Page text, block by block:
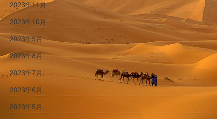
2023年11月
2023年10月
2023年9月
2023年8月
2023年7月
2023年6月
2023年5月